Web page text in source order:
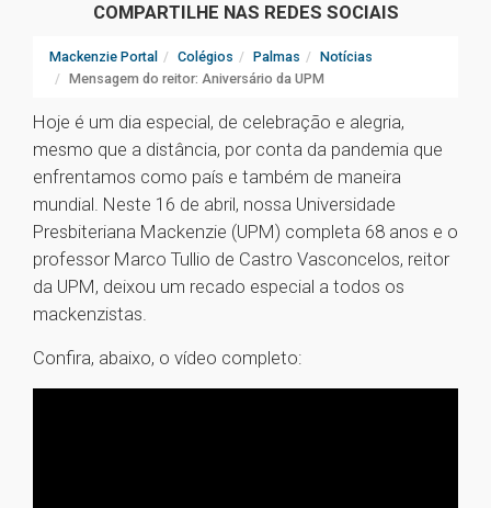
COMPARTILHE NAS REDES SOCIAIS
Mackenzie Portal Colégios Palmas
Notícias
Mensagem do reitor: Aniversário da UPM
Hoje é um dia especial, de celebração e alegria,
mesmo que a distância, por conta da pandemia que
enfrentamos como país e também de maneira
mundial. Neste 16 de abril, nossa Universidade
Presbiteriana Mackenzie (UPM) completa 68 anos e o
professor Marco Tullio de Castro Vasconcelos, reitor
da UPM, deixou um recado especial a todos os
mackenzistas.
Confira, abaixo, o vídeo completo: